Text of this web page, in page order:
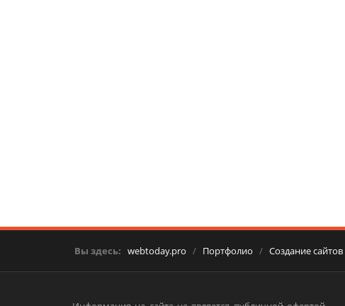
Вы здесь: webtoday.pro / Портфолио / Создание сайтов